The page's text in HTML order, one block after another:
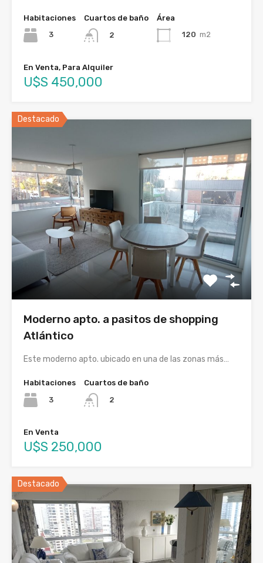
Habitaciones
3
Cuartos de baño
2
Área
120 m2
En Venta, Para Alquiler
U$S 450,000
Destacado
Moderno apto. a pasitos de shopping
Atlántico
Este moderno apto. ubicado en una de las zonas más…
Habitaciones
3
Cuartos de baño
2
En Venta
U$S 250,000
Destacado